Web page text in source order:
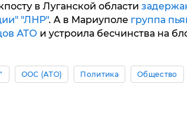
в Луганской области
"ЛНР". А в Мариуполе группа
АТО и устроила бесчинства на
ООС (АТО) Политика Общество